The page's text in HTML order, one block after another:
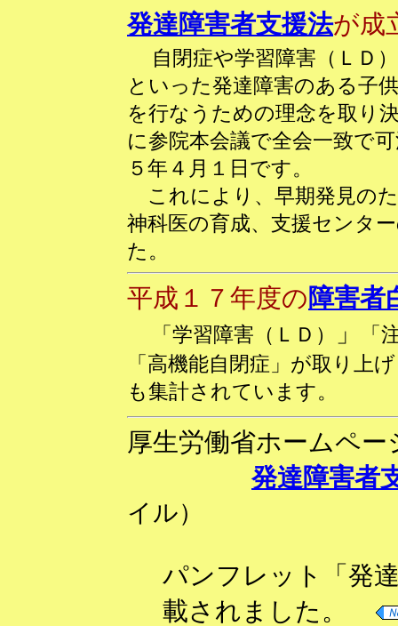
発達障害者支援法が成
自閉症や学習障害（ＬＤ
といった発達障害のある子
を行なうための理念を取り
に参院本会議で全会一致で
５年４月１日です。
これにより、早期発見の
神科医の育成、支援センタ
た。
平成１７年度の障害者
「学習障害 （ＬＤ） 」
「
「高機能自閉症」が取り上
も集計されています。
厚生労働省ホームペ
発達障害者
イル）
パンフレット「発
載されました。